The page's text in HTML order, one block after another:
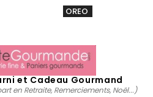
OREO
et Cadeau Gourmand
en Retraite, Remerciements, Noël...)